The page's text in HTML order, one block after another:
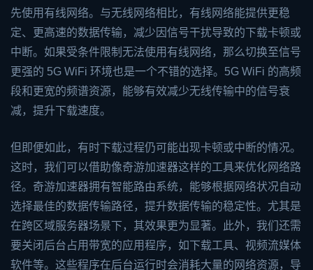
先使用有线网络。与无线网络相比，有线网络能提供更稳
定、更高速的数据传输，减少因信号干扰导致的下载卡顿或
中断。如果受条件限制无法使用有线网络，那么切换至信号
更强的 5G WiFi 环境也是一个不错的选择。5G WiFi 的高频
段和更宽的频谱资源，能够有效减少无线传输中的信号衰
减，提升下载速度。
但即便如此，有时下载过程仍可能出现卡顿或中断的情况。
这时，我们可以借助像奇游加速器这样的工具来优化网络路
径。奇游加速器拥有智能路由系统，能够根据网络状况自动
选择最佳的数据传输路径，提升数据传输的稳定性。尤其是
在跨区域服务器场景下，其效果更为显著。此外，我们还需
要关闭后台占用带宽的应用程序，如下载工具、视频流媒体
软件等。这些程序在后台运行时会消耗大量的网络资源，导